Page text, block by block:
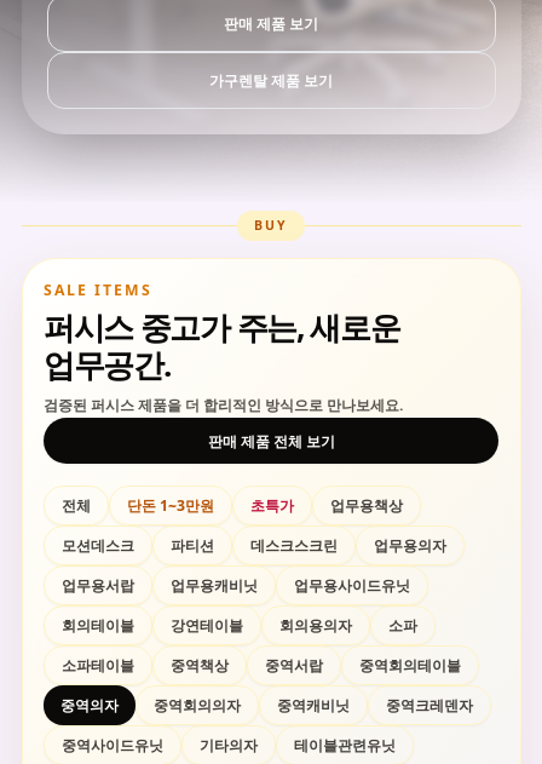
판매 제품 보기
가구렌탈 제품 보기
BUY
SALE ITEMS
퍼시스 중고가 주는, 새로운
업무공간.
검증된 퍼시스 제품을 더 합리적인 방식으로 만나보세요.
판매 제품 전체 보기
전체 단돈 1~3만원 초특가
업무용책상
모션데스크
파티션 데스크스크린
업무용의자
업무용서랍
업무용캐비닛
업무용사이드유닛
회의테이블
강연테이블 회의용의자
소파
소파테이블
중역책상 중역서랍
중역회의테이블
중역의자
중역회의의자 중역캐비닛
중역크레덴자
중역사이드유닛
기타의자
테이블관련유닛